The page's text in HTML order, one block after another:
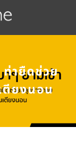
ท่ายืดช่วย
ตียงนอน